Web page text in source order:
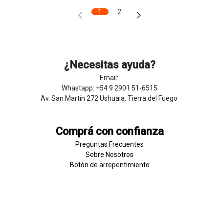
1 2
¿Necesitas ayuda?
Email:
Whastapp: +54 9 2901 51-6515
Av. San Martín 272 Ushuaia, Tierra del Fuego
Comprá con confianza
Preguntas Frecuentes
Sobre Nosotros
Botón de ​arrepentim​​​iento